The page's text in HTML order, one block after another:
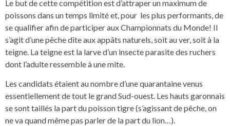
Le but de cette compétition est d’attraper un maximum de
poissons dans un temps limité et, pour les plus performants, de
se qualifier afin de participer aux Championnats du Monde! Il
s’agit d’une pêche dite aux appâts naturels, soit au ver, soit à la
teigne. La teigne est la larve d’un insecte parasite des ruchers
dont l’adulte ressemble à une mite.
Les candidats étaient au nombre d’une quarantaine venus
essentiellement de tout le grand Sud-ouest. Les hauts garonnais
se sont taillés la part du poisson tigre (s’agissant de pêche, on
ne va quand même pas parler de la part du lion…).